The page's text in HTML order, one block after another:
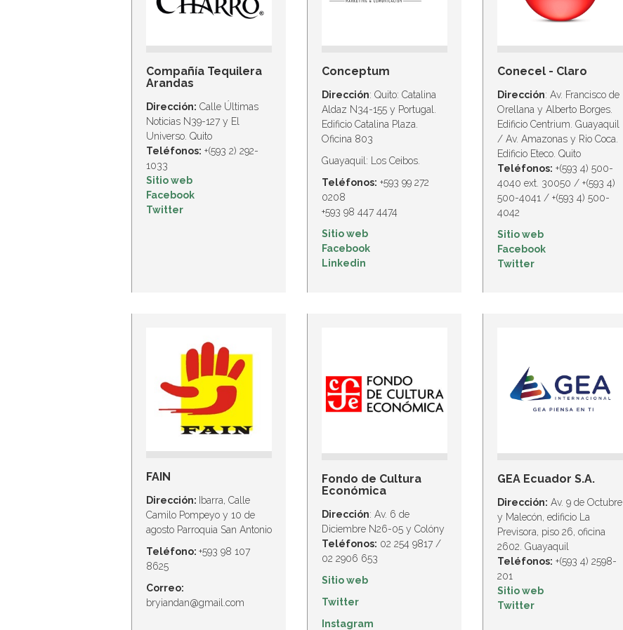
Compañía Tequilera
Arandas
Dirección: Calle Últimas
Noticias N39-127 y El
Universo. Quito
Teléfonos: +(593 2) 292-
1033
Sitio web
Facebook
Twitter
Conceptum
Dirección: Quito: Catalina
Aldaz N34-155 y Portugal.
Edificio Catalina Plaza.
Oficina 803
Guayaquil: Los Ceibos.
Teléfonos: +593 99 272
0208
+593 98 447 4474
Sitio web
Facebook
Linkedin
Conecel - Claro
Dirección: Av. Francisco de
Orellana y Alberto Borges.
Edificio Centrium. Guayaquil
/ Av. Amazonas y Rio Coca.
Edificio Eteco. Quito
Teléfonos: +(593 4) 500-
4040 ext. 30050 / +(593 4)
500-4041 / +(593 4) 500-
4042
Sitio web
Facebook
Twitter
FAIN
Dirección: Ibarra, Calle
Camilo Pompeyo y 10 de
agosto Parroquia San Antonio
Teléfono: +593 98 107
8625
Correo:
bryiandan@gmail.com
Fondo de Cultura
Económica
Dirección: Av. 6 de
Diciembre N26-05 y Colóny
Teléfonos: 02 254 9817 /
02 2906 653
Sitio web
Twitter
Instagram
GEA Ecuador S.A.
Dirección: Av. 9 de Octubre
y Malecón, edificio La
Previsora, piso 26, oficina
2602. Guayaquil
Teléfonos: +(593 4) 2598-
201
Sitio web
Twitter